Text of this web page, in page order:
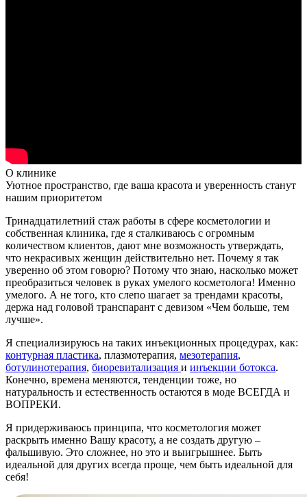
О клинике
Уютное пространство, где ваша красота и уверенность станут
нашим приоритетом
Тринадцатилетний стаж работы в сфере косметологии и
собственная клиника, где я сталкиваюсь с огромным
количеством клиентов, дают мне возможность утверждать,
что некрасивых женщин действительно нет. Почему я так
уверенно об этом говорю? Потому что знаю, насколько может
преобразиться человек в руках умелого косметолога! Именно
умелого. А не того, кто слепо шагает за трендами красоты,
держа над головой транспарант с девизом «Чем больше, тем
лучше».
Я специализируюсь на таких инъекционных процедурах, как:
контурная пластика, плазмотерапия, мезотерапия,
ботулинотерапия, биоревитализация и инъекции ботокса.
Конечно, времена меняются, тенденции тоже, но
натуральность и естественность остаются в моде ВСЕГДА и
ВОПРЕКИ.
Я придерживаюсь принципа, что косметология может
раскрыть именно Вашу красоту, а не создать другую –
фальшивую. Это сложнее, но это и выигрышнее. Быть
идеальной для других всегда проще, чем быть идеальной для
себя!